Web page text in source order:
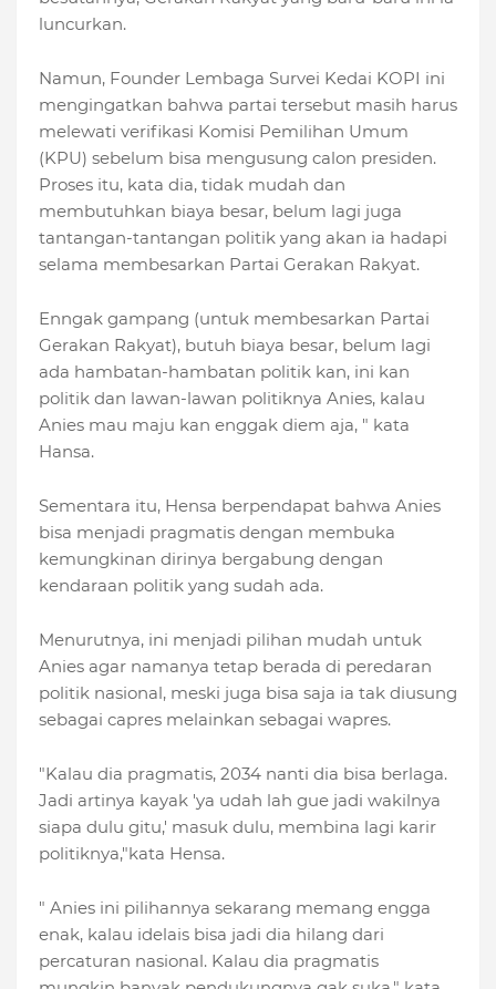
luncurkan.
Namun, Founder Lembaga Survei Kedai KOPI ini
mengingatkan bahwa partai tersebut masih harus
melewati verifikasi Komisi Pemilihan Umum
(KPU) sebelum bisa mengusung calon presiden.
Proses itu, kata dia, tidak mudah dan
membutuhkan biaya besar, belum lagi juga
tantangan-tantangan politik yang akan ia hadapi
selama membesarkan Partai Gerakan Rakyat.
Enngak gampang (untuk membesarkan Partai
Gerakan Rakyat), butuh biaya besar, belum lagi
ada hambatan-hambatan politik kan, ini kan
politik dan lawan-lawan politiknya Anies, kalau
Anies mau maju kan enggak diem aja, " kata
Hansa.
Sementara itu, Hensa berpendapat bahwa Anies
bisa menjadi pragmatis dengan membuka
kemungkinan dirinya bergabung dengan
kendaraan politik yang sudah ada.
Menurutnya, ini menjadi pilihan mudah untuk
Anies agar namanya tetap berada di peredaran
politik nasional, meski juga bisa saja ia tak diusung
sebagai capres melainkan sebagai wapres.
"Kalau dia pragmatis, 2034 nanti dia bisa berlaga.
Jadi artinya kayak 'ya udah lah gue jadi wakilnya
siapa dulu gitu,' masuk dulu, membina lagi karir
politiknya,"kata Hensa.
" Anies ini pilihannya sekarang memang engga
enak, kalau idelais bisa jadi dia hilang dari
percaturan nasional. Kalau dia pragmatis